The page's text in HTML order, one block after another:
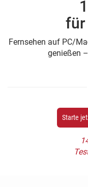
für
Fernsehen auf PC/
genießen
Starte